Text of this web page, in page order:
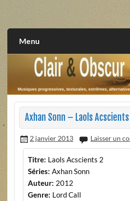
extrêmes, alternatives, texturales
Menu
Axhan Sonn – Laols
2 janvier 2013 Laisser un
Titre: Laols Acscients 2
Séries: Axhan Sonn
Auteur: 2012
Genre: Lord Call